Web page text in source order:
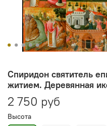
Спиридон святитель
житием. Деревянная
2 750 руб
Высота